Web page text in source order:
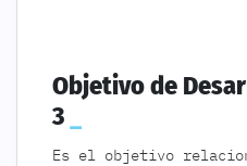
Objetivo de
3
Es el objetivo